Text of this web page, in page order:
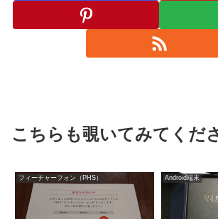
こちらも覗いてみてくだ
フィーチャーフォン（PHS） Android端末